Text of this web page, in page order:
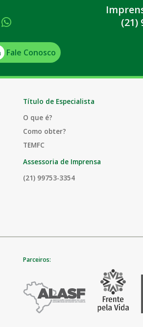
(21)
Fale Conosco
Título de Especialista
O que é?
Como obter?
TEMFC
Assessoria de Imprensa
(21) 99753-3354
Parceiros: